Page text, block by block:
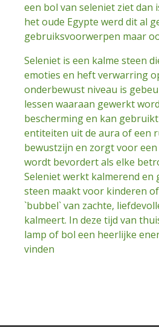
een bol van seleniet ziet dan
het oude Egypte werd dit al
gebruiksvoorwerpen maar
Seleniet is een kalme steen
emoties en heft verwarring
onderbewust niveau is
lessen waaraan gewerkt
bescherming en kan
entiteiten uit de aura of een
bewustzijn en zorgt voor
wordt bevordert als elke
Seleniet werkt kalmerend
steen maakt voor kinderen
`bubbel` van zachte,
kalmeert. In deze tijd van
lamp of bol een heerlijke
vinden